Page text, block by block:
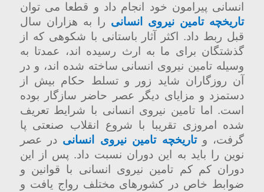
انسانی پیرامون خود انجام داد و قطعا می توان
تاریخچه تامین نیروی انسانی را به هزاران سال
قبل ربط داد. اکثر آثار باستانی با شکوهی که از
گذشتگان برای ما به ارث رسیده اند، عمدتا به
وسیله تامین نیروی انسانی ساخته شده اند، و در
آن روزگاران شاید زور و تسلط حکام بیش از
دستمزد و مزایای دیگر عصر حاضر سازگار بوده
است. اما تامین نیروی انسانی با شرایط تعریف
شده امروزی تقریبا با شروع انقلاب صنعتی پا
گرفت، وتاریخچه تامین نیروی انسانی در عصر
نوین را باید به این دوران نسبت داد. پس از این
دوران کم کم تامین نیروی انسانی با قوانین و
ضوابط خاص در کشورهای مختلف رواج یافت و